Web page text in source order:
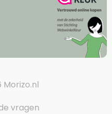
Morizo.nl
vragen